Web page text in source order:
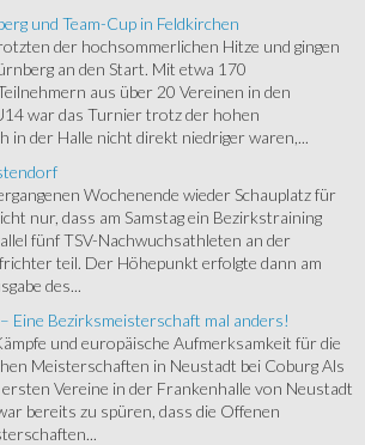
und Team-Cup in Feldkirchen
der hochsommerlichen Hitze und gingen
an den Start. Mit etwa 170
aus über 20 Vereinen in den
war das Turnier trotz der hohen
in der Halle nicht direkt niedriger waren,...
Wochenende wieder Schauplatz für
nur, dass am Samstag ein Bezirkstraining
fünf TSV-Nachwuchsathleten an der
teil. Der Höhepunkt erfolgte dann am
des...
Eine Bezirksmeisterschaft mal anders!
und europäische Aufmerksamkeit für die
Meisterschaften in Neustadt bei Coburg Als
Vereine in der Frankenhalle von Neustadt
bereits zu spüren, dass die Offenen